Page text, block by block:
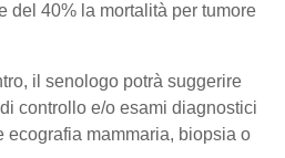
del 40% la mortalità per tumore
il senologo potrà suggerire
controllo e/o esami diagnostici
ecografia mammaria, biopsia o